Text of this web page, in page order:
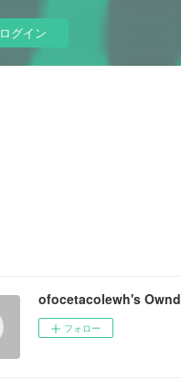
ログイン
ofocetacolewh's Ownd
フォロー